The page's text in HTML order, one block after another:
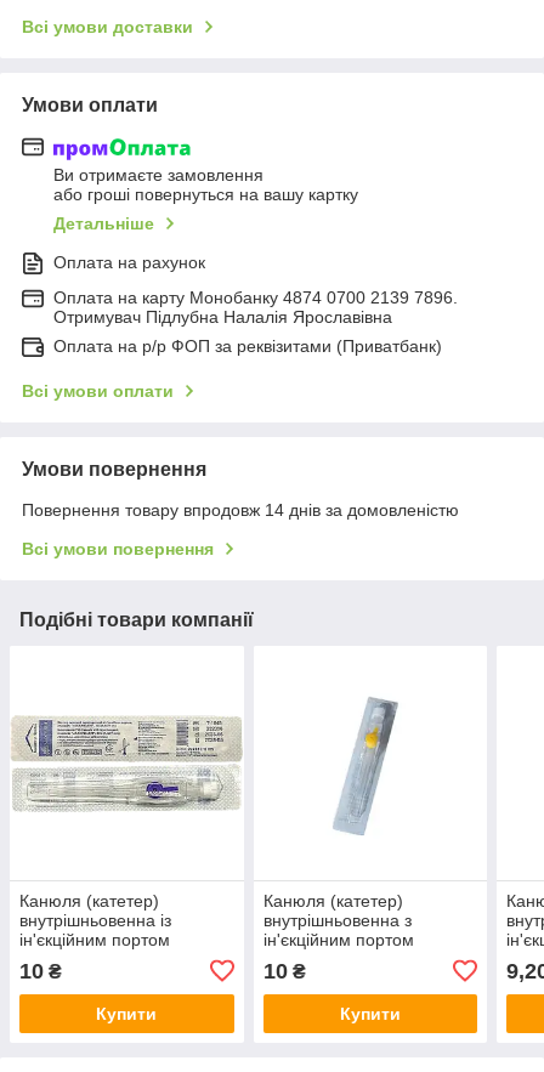
Всі умови доставки
Умови оплати
Ви отримаєте замовлення
або гроші повернуться на вашу картку
Детальніше
Оплата на рахунок
Оплата на карту Монобанку 4874 0700 2139 7896.
Отримувач Підлубна Налалія Ярославівна
Оплата на р/р ФОП за реквізитами (Приватбанк)
Всі умови оплати
Умови повернення
Повернення товару впродовж 14 днів за домовленістю
Всі умови повернення
Подібні товари компанії
Канюля (катетер)
внутрішньовенна із
ін'єкційним портом
(фіолетова)
10 ₴
Купити
Канюля (катетер)
внутрішньовенна з
ін'єкційним портом
Alexpharm 24G*19 (жовта)
10₴
Купити